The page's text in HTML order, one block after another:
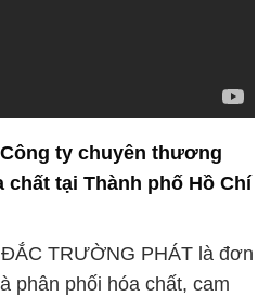
Công ty chuyên thương
chất tại Thành phố Hồ Chí
TRƯỜNG PHÁT là đơn
phân phối hóa chất, cam